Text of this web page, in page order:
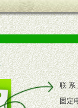
制定
给予
驻区联 系
固定